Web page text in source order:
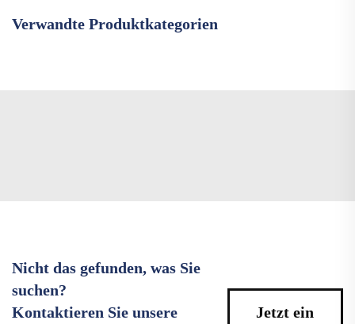
Verwandte Produktkategorien
Nicht das gefunden, was Sie
suchen?
Kontaktieren Sie unsere
Jetzt ein